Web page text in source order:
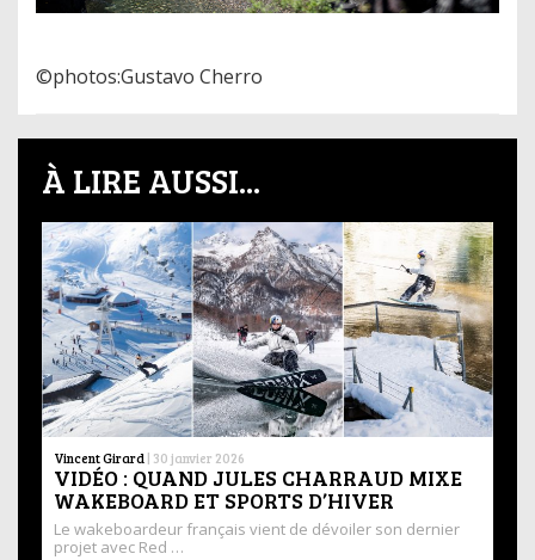
©photos:Gustavo Cherro
À LIRE AUSSI...
Vincent Girard | 30 janvier 2026
VIDÉO : QUAND JULES CHARRAUD MIXE
WAKEBOARD ET SPORTS D’HIVER
Le wakeboardeur français vient de dévoiler son dernier
projet avec Red …